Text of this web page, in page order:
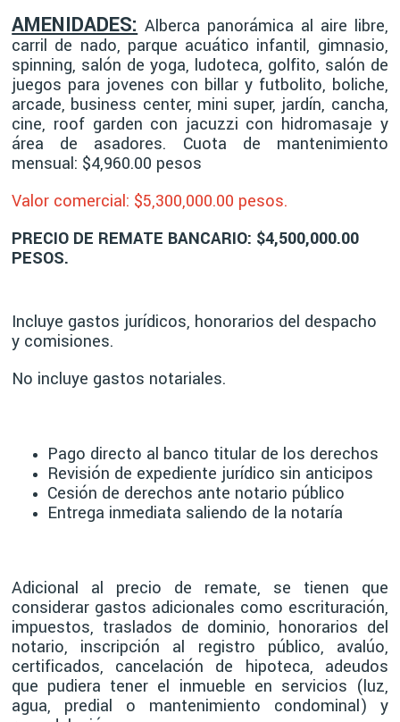
AMENIDADES: Alberca panorámica al aire libre,
carril de nado, parque acuático infantil, gimnasio,
spinning, salón de yoga, ludoteca, golfito, salón de
juegos para jovenes con billar y futbolito, boliche,
arcade, business center, mini super, jardín, cancha,
cine, roof garden con jacuzzi con hidromasaje y
área de asadores. Cuota de mantenimiento
mensual: $4,960.00 pesos
Valor comercial: $5,300,000.00 pesos.
PRECIO DE REMATE BANCARIO: $4,500,000.00
PESOS.
Incluye gastos jurídicos, honorarios del despacho
y comisiones.
No incluye gastos notariales.
Pago directo al banco titular de los derechos
Revisión de expediente jurídico sin anticipos
Cesión de derechos ante notario público
Entrega inmediata saliendo de la notaría
Adicional al precio de remate, se tienen que
considerar gastos adicionales como escrituración,
impuestos, traslados de dominio, honorarios del
notario, inscripción al registro público, avalúo,
certificados, cancelación de hipoteca, adeudos
que pudiera tener el inmueble en servicios (luz,
agua, predial o mantenimiento condominal) y